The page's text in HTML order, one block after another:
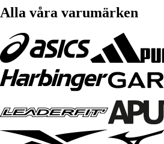
Alla våra varumärken